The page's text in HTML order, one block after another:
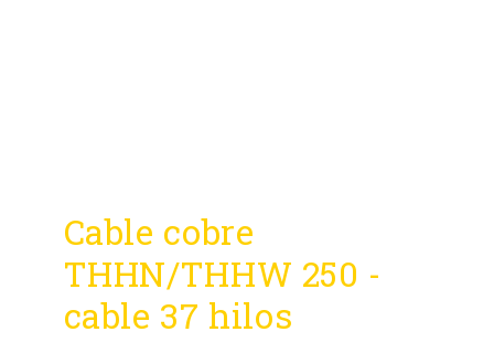
Cable cobre
THHN/THHW 250 -
cable 37 hilos